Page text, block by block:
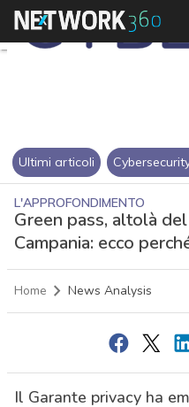
Ultimi articoli
L'APPROFONDIMENTO
Green pass, altolà
Campania: ecco
Home News Analysis
Il Garante privacy ha